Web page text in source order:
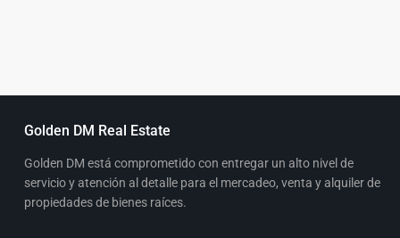
Golden DM Real Estate
Golden DM está comprometido con entregar un alto nivel de
servicio y atención al detalle para el mercadeo, venta y alquiler de
propiedades de bienes raíces.